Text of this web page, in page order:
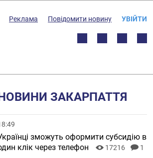
Реклама Повідомити новину УВІЙТИ
ЗАКАРПАТТЯ
зможуть оформити субсидію в
клік через телефон
17216 1